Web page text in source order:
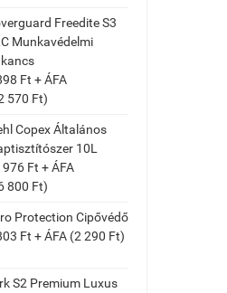
Freedite S3
Munkavédelmi
Ft + ÁFA
570 Ft)
Copex Általános
10L
Ft + ÁFA
800 Ft)
Protection Cipővédő
Ft + ÁFA (2 290 Ft)
S2 Premium Luxus